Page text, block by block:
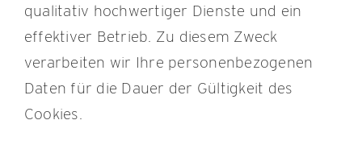
qualitativ hochwertiger Dienste und ein
effektiver Betrieb. Zu diesem Zweck
verarbeiten wir Ihre personenbezogenen
Daten für die Dauer der Gültigkeit des
Cookies.